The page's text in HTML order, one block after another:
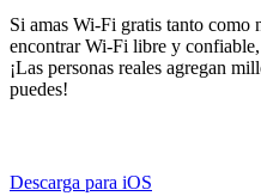
Si amas Wi-Fi gratis tanto como
encontrar Wi-Fi libre y confiable,
¡Las personas reales agregan
puedes!
Descarga para iOS